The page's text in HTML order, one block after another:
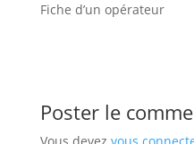
Fiche d’un opérateur
Poster le